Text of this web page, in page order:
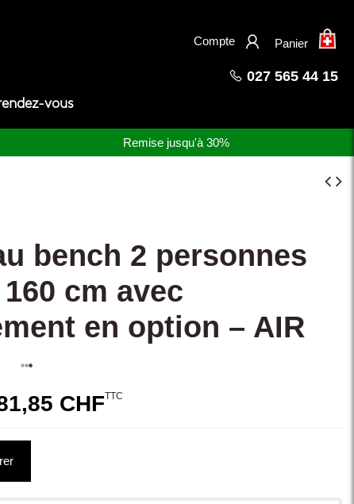
×
Compte Panier
027 565 44 15
vous
Remise jusqu'à 30%
bench 2 personnes
cm avec
en option – AIR
CHFTTC